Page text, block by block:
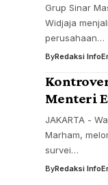
Grup Sinar
Widjaja
perusahaan…
ByRedaksi
Menteri
JAKARTA -
Marham,
survei…
ByRedaksi